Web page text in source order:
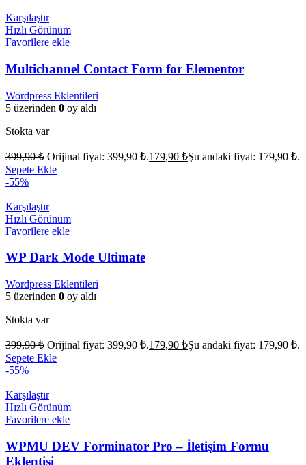
Karşılaştır
Hızlı Görünüm
Favorilere ekle
Multichannel Contact Form for Elementor
Wordpress Eklentileri
5 üzerinden 0 oy aldı
Stokta var
399,90₺ Orijinal fiyat: 399,90 ₺.179,90 ₺Şu andaki fiyat: 179,90 ₺.
Sepete Ekle
-55%
Karşılaştır
Hızlı Görünüm
Favorilere ekle
WP Dark Mode Ultimate
Wordpress Eklentileri
5 üzerinden 0 oy aldı
Stokta var
399,90₺ Orijinal fiyat: 399,90 ₺.179,90 ₺Şu andaki fiyat: 179,90 ₺.
Sepete Ekle
-55%
Karşılaştır
Hızlı Görünüm
Favorilere ekle
WPMU DEV Forminator Pro – İletişim Formu
Eklentisi